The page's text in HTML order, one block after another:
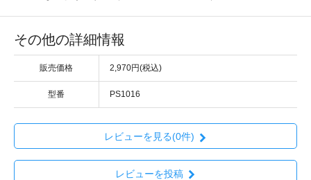
その他の詳細情報
販売価格 2,970円(税込)
型番 PS1016
レビューを見る(0件)
レビューを投稿